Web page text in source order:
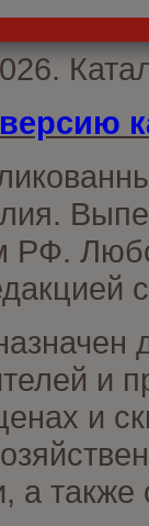
РФ.
и
и
а